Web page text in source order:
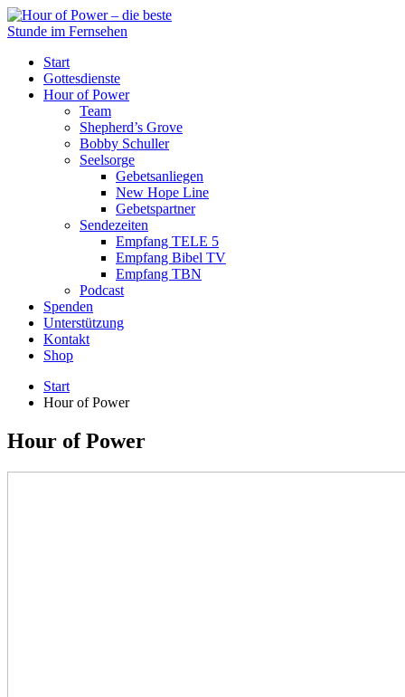
Start
Gottesdienste
Hour of Power
Team
Shepherd’s Grove
Bobby Schuller
Seelsorge
Gebetsanliegen
New Hope Line
Gebetspartner
Sendezeiten
Empfang TELE 5
Empfang Bibel TV
Empfang TBN
Podcast
Spenden
Unterstützung
Kontakt
Shop
Start
Hour of Power
Hour of Power